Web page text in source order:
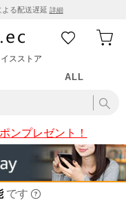
よる配送遅延 詳細
スストア
ALL
ンプレゼント！
です